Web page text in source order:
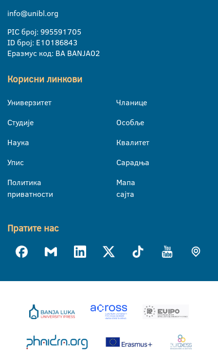
info@unibl.org
PIC број: 995591705
ID број: E10186843
Еразмус код: BA BANJA02
Корисни линкови
Универзитет
Студије
Наука
Упис
Политика
приватности
Чланице
Особље
Квалитет
Сарадња
Мапа
сајта
Пратите нас